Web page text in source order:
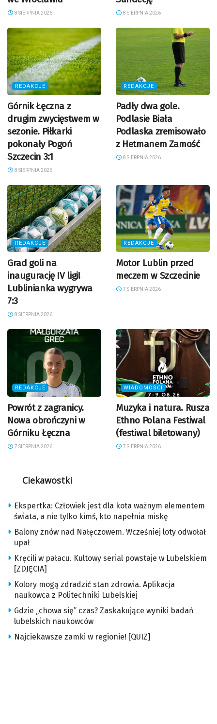
8 SIERPNIA 2026 8 SIERPNIA 2026
REDAKCJE
Górnik Łęczna z
drugim zwycięstwem w
sezonie. Piłkarki
pokonały Pogoń
Szczecin 3:1
8 SIERPNIA 2026
REDAKCJE
Padły dwa gole.
Podlasie Biała
Podlaska zremisowało
z Hetmanem Zamość
8 SIERPNIA 2026
REDAKCJE
Grad goli na
inaugurację IV ligi!
Lublinianka wygrywa
7:3
8 SIERPNIA 2026
REDAKCJE
Motor Lublin przed
meczem w Szczecinie
7 SIERPNIA 2026
REDAKCJE
Powrót z zagranicy.
Nowa obrończyni w
Górniku Łęczna
7 SIERPNIA 2026
WIADOMOŚCI
Muzyka i natura. Rusza
Ethno Polana Festiwal
(festiwal biletowany)
7 SIERPNIA 2026
Ciekawostki
Ekspertka: Człowiek jest dla kota ważnym elementem
świata, a nie tylko kimś, kto napełnia miskę
Balony znów nad Nałęczowem. Wcześniej loty odwołał
upał
Kręcili w pałacu. Kultowy serial powstaje w Lubelskiem
[ZDJĘCIA]
Kolory mogą zdradzić stan zdrowia. Aplikacja
naukowca z Politechniki Lubelskiej
Gdzie „chowa się” czas? Zaskakujące wyniki badań
lubelskich naukowców
Najciekawsze zamki w regionie! [QUIZ]